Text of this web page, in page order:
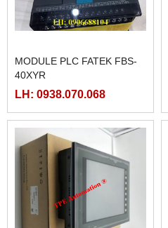
MODULE PLC FATEK FBS-
40XYR
LH: 0938.070.068